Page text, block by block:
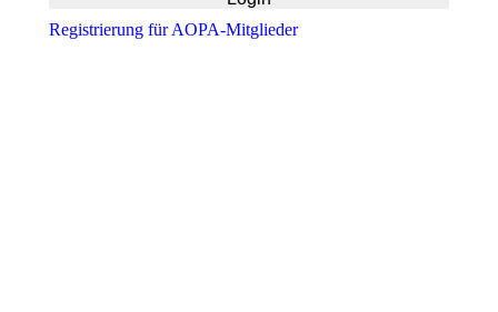
Registrierung für AOPA-Mitglieder